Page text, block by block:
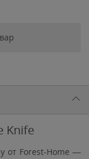
Knife
от Forest-Home —